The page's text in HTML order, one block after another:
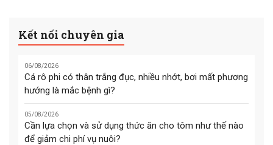
Kết nối chuyên gia
06/08/2026
Cá rô phi có thân trắng đục, nhiều nhớt, bơi mất phương
hướng là mắc bệnh gì?
05/08/2026
Cần lựa chọn và sử dụng thức ăn cho tôm như thế nào
để giảm chi phí vụ nuôi?